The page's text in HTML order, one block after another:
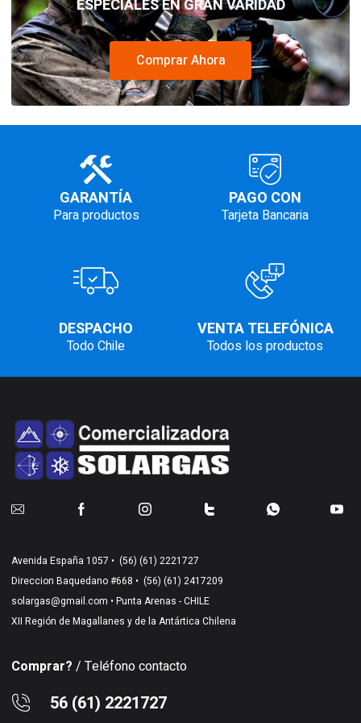
ESPECIALES EN GRAN VARIDAD
Comprar Ahora
GARANTÍA
Para productos
PAGO CON
Tarjeta Bancaria
DESPACHO
Todo Chile
VENTA TELEFÓNICA
Todos los productos
Avenida España 1057 • (56) (61) 2221727
Direccion Baquedano #668 • (56) (61) 2417209
solargas@gmail.com • Punta Arenas - CHILE
XII Región de Magallanes y de la Antártica Chilena
Comprar? / Teléfono contacto
56 (61) 2221727